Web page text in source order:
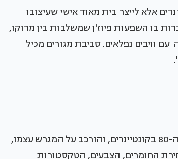
אלא לייצר בית מאוד אישי שעיצובו
בו השפעות פיוז'ן שמשלבות בין מרוקו,
וויבים נפלאים. סביבת מגורים מכיל
השיפוץ של בית העץ, שיובא לישראל מארצות הברית בשנות ה-80 בקונטיינרים, והורכב על המגרש עצמו,
החומרים, הצבעים, הטקסטורות